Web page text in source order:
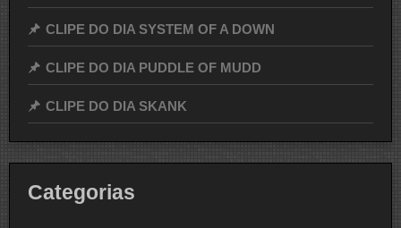
CLIPE DO DIA SYSTEM OF A DOWN
CLIPE DO DIA PUDDLE OF MUDD
CLIPE DO DIA SKANK
Categorias